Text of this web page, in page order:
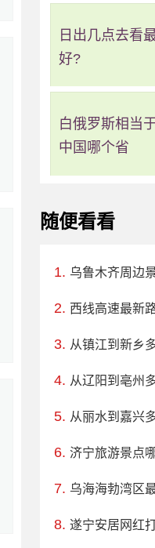
日出几点去看
好?
白俄罗斯相当
中国哪个省
随便看看
乌鲁木齐周边
遂宁安居网红